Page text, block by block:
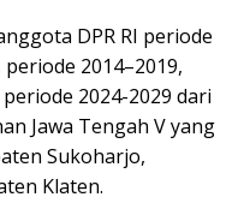
DPR RI periode
2014–2019,
2024-2029 dari
Jawa Tengah V yang
Sukoharjo,
Klaten.